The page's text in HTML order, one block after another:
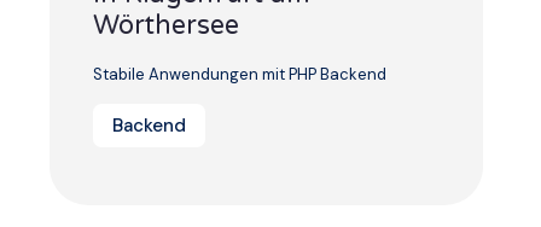
Wörthersee
Stabile Anwendungen mit PHP Backend
Backend